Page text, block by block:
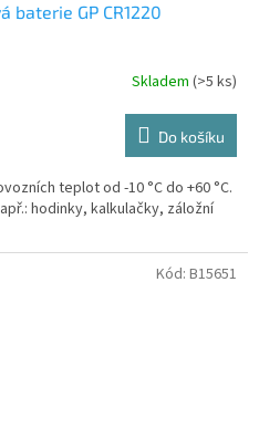
baterie GP CR1220
Skladem (>5 ks)
Do košíku
teplot od -10 °C do +60 °C.
hodinky, kalkulačky, záložní
Kód: B15651